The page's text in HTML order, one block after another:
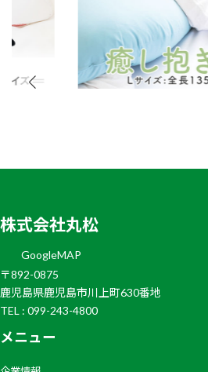
株式会社丸松
GoogleMAP
〒892-0875
鹿児島県鹿児島市川上町630番地
TEL : 099-243-4800
メニュー